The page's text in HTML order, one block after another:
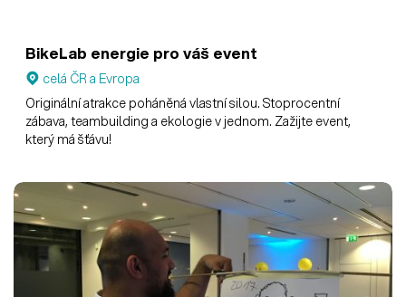
BikeLab energie pro váš event
celá ČR a Evropa
Originální atrakce poháněná vlastní silou. Stoprocentní
zábava, teambuilding a ekologie v jednom. Zažijte event,
který má šťávu!